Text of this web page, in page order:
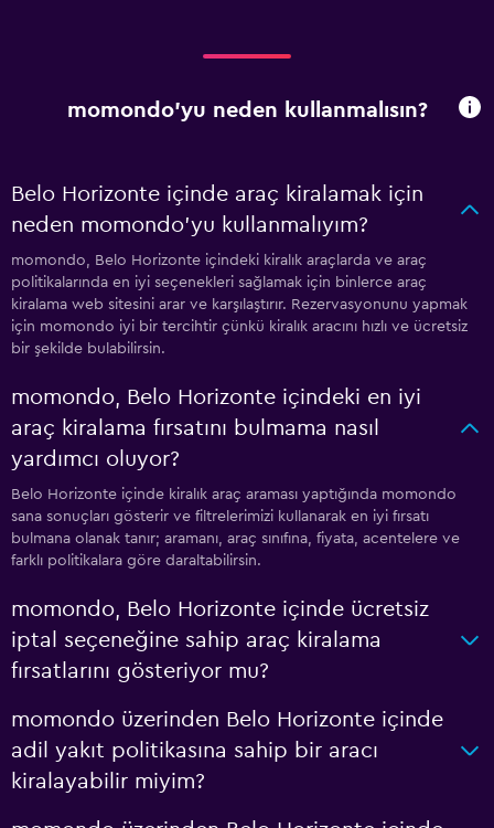
momondo'yu neden kullanmalısın?
Belo Horizonte içinde araç kiralamak için
neden momondo'yu kullanmalıyım?
momondo, Belo Horizonte içindeki kiralık araçlarda ve araç
politikalarında en iyi seçenekleri sağlamak için binlerce araç
kiralama web sitesini arar ve karşılaştırır. Rezervasyonunu yapmak
için momondo iyi bir tercihtir çünkü kiralık aracını hızlı ve ücretsiz
bir şekilde bulabilirsin.
momondo, Belo Horizonte içindeki en iyi
araç kiralama fırsatını bulmama nasıl
yardımcı oluyor?
Belo Horizonte içinde kiralık araç araması yaptığında momondo
sana sonuçları gösterir ve filtrelerimizi kullanarak en iyi fırsatı
bulmana olanak tanır; aramanı, araç sınıfına, fiyata, acentelere ve
farklı politikalara göre daraltabilirsin.
momondo, Belo Horizonte içinde ücretsiz
iptal seçeneğine sahip araç kiralama
fırsatlarını gösteriyor mu?
momondo üzerinden Belo Horizonte içinde
adil yakıt politikasına sahip bir aracı
kiralayabilir miyim?